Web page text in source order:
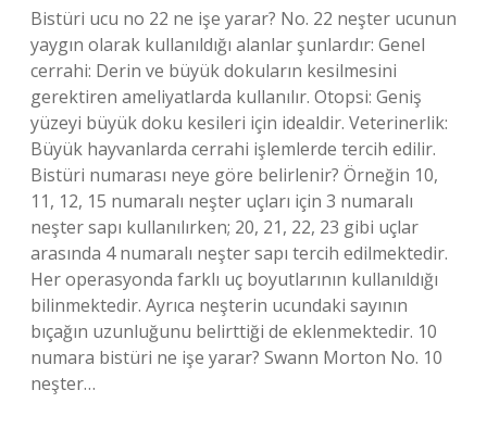
Bistüri ucu no 22 ne işe yarar? No. 22 neşter ucunun
yaygın olarak kullanıldığı alanlar şunlardır: Genel
cerrahi: Derin ve büyük dokuların kesilmesini
gerektiren ameliyatlarda kullanılır. Otopsi: Geniş
yüzeyi büyük doku kesileri için idealdir. Veterinerlik:
Büyük hayvanlarda cerrahi işlemlerde tercih edilir.
Bistüri numarası neye göre belirlenir? Örneğin 10,
11, 12, 15 numaralı neşter uçları için 3 numaralı
neşter sapı kullanılırken; 20, 21, 22, 23 gibi uçlar
arasında 4 numaralı neşter sapı tercih edilmektedir.
Her operasyonda farklı uç boyutlarının kullanıldığı
bilinmektedir. Ayrıca neşterin ucundaki sayının
bıçağın uzunluğunu belirttiği de eklenmektedir. 10
numara bistüri ne işe yarar? Swann Morton No. 10
neşter…